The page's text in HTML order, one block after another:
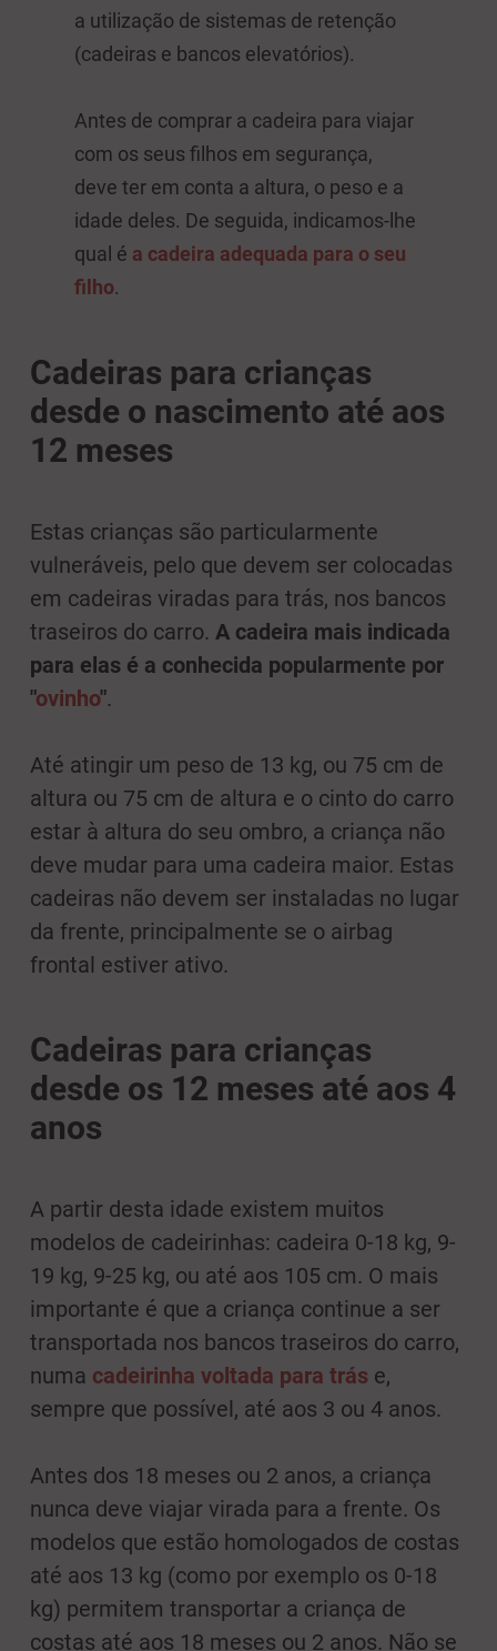
a utilização de sistemas de retenção
(cadeiras e bancos elevatórios).
Antes de comprar a cadeira para viajar
com os seus filhos em segurança,
deve ter em conta a altura, o peso e a
idade deles. De seguida, indicamos-lhe
qual é a cadeira adequada para o seu
filho.
Cadeiras para crianças
desde o nascimento até aos
12 meses
Estas crianças são particularmente
vulneráveis, pelo que devem ser colocadas
em cadeiras viradas para trás, nos bancos
traseiros do carro. A cadeira mais indicada
para elas é a conhecida popularmente por
"ovinho".
Até atingir um peso de 13 kg, ou 75 cm de
altura ou 75 cm de altura e o cinto do carro
estar à altura do seu ombro, a criança não
deve mudar para uma cadeira maior. Estas
cadeiras não devem ser instaladas no lugar
da frente, principalmente se o airbag
frontal estiver ativo.
Cadeiras para crianças
desde os 12 meses até aos 4
anos
A partir desta idade existem muitos
modelos de cadeirinhas: cadeira 0-18 kg, 9-
19 kg, 9-25 kg, ou até aos 105 cm. O mais
importante é que a criança continue a ser
transportada nos bancos traseiros do carro,
numa cadeirinha voltada para trás e,
sempre que possível, até aos 3 ou 4 anos.
Antes dos 18 meses ou 2 anos, a criança
nunca deve viajar virada para a frente. Os
modelos que estão homologados de costas
até aos 13 kg (como por exemplo os 0-18
kg) permitem transportar a criança de
costas até aos 18 meses ou 2 anos. Não se